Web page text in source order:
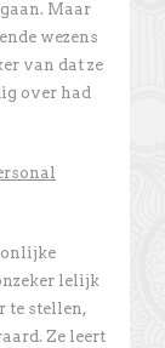
Maar
wezens
van dat ze
over had
lelijk
te stellen,
Ze leert